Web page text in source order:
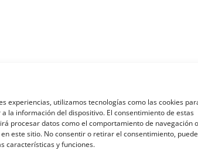
experiencias, utilizamos tecnologías como las cookies
la información del dispositivo. El consentimiento de estas
procesar datos como el comportamiento de navegación
este sitio. No consentir o retirar el consentimiento,
características y funciones.
Términos
de Datos necesarios para alta
de responsabilidad de APPCC
Contacto Centros colaboradores